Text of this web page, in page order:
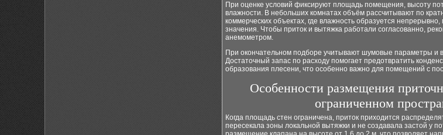
При оценке условий фиксируют площадь помещения, высоту
влажности. В небольших комнатах объём рассчитывают по
коммерческих объектах, где влажность образуется
значения. Чтобы приток и вытяжка работали согласованно,
анемометром.
При окончательном подборе учитывают шумовые параметры и
Достаточный запас по расходу помогает предотвратить
образования плесени, что особенно важно для помещений с
Особенности размещения
ограниченном
Когда площадь стен ограничена, приток приходится
пересекала зоны локальной вытяжки и не создавала застой у